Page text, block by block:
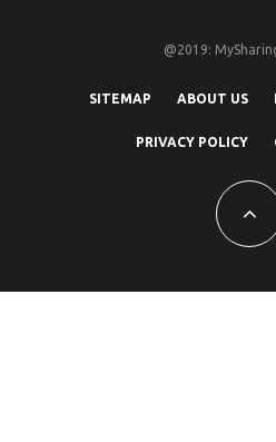
@2019:
SITEMAP ABOUT US
PRIVACY POLICY